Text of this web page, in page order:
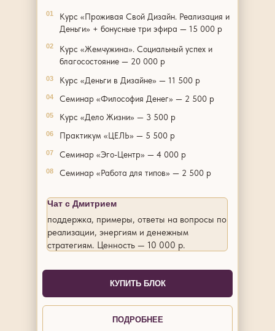
01
Курс «Проживая Свой Дизайн. Реализация и
Деньги» + бонусные три эфира — 15 000 р
02
Курс «Жемчужина». Социальный успех и
благосостояние — 20 000 р
03 Курс «Деньги в Дизайне» — 11 500 р
04 Семинар «Философия Денег» — 2 500 р
05 Курс «Дело Жизни» — 3 500 р
06 Практикум «ЦЕЛЬ» — 5 500 р
07 Семинар «Эго-Центр» — 4 000 р
08 Семинар «Работа для типов» — 2 500 р
Чат с Дмитрием
поддержка, примеры, ответы на вопросы по
реализации, энергиям и денежным
стратегиям. Ценность — 10 000 р.
КУПИТЬ БЛОК
ПОДРОБНЕЕ